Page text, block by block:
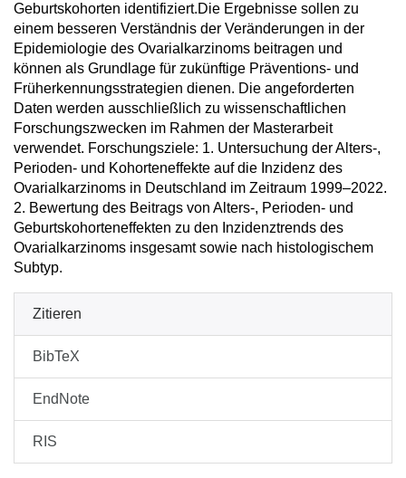
Geburtskohorten identifiziert.Die Ergebnisse sollen zu
einem besseren Verständnis der Veränderungen in der
Epidemiologie des Ovarialkarzinoms beitragen und
können als Grundlage für zukünftige Präventions- und
Früherkennungsstrategien dienen. Die angeforderten
Daten werden ausschließlich zu wissenschaftlichen
Forschungszwecken im Rahmen der Masterarbeit
verwendet. Forschungsziele: 1. Untersuchung der Alters-,
Perioden- und Kohorteneffekte auf die Inzidenz des
Ovarialkarzinoms in Deutschland im Zeitraum 1999–2022.
2. Bewertung des Beitrags von Alters-, Perioden- und
Geburtskohorteneffekten zu den Inzidenztrends des
Ovarialkarzinoms insgesamt sowie nach histologischem
Subtyp.
Zitieren
BibTeX
EndNote
RIS